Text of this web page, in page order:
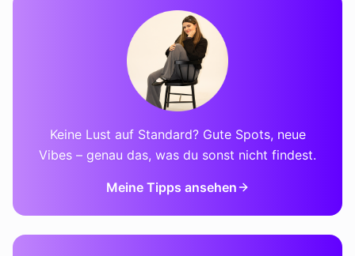
Keine Lust auf Standard? Gute Spots, neue
Vibes – genau das, was du sonst nicht findest.
Meine Tipps ansehen